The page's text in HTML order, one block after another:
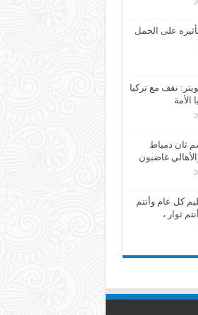
على الحمل
نقف مع تركيا
الأمة
ثان دمياط
غاضبون
كل عام وأنتم
ثوار ،